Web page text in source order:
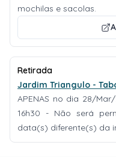
mochilas e sacolas.
Retirada
Jardim Triangulo -
APENAS no dia 28/
16h30 - Não será
data(s) diferente(s) da